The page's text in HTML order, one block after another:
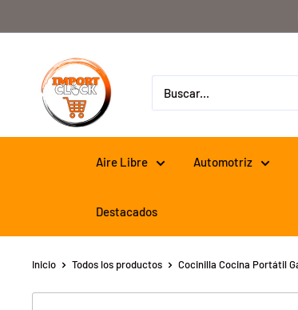
directamente
contenido
Importclick
Aire Libre Automotriz
Destacados
Inicio Todos los productos Cocinilla Cocina Portátil